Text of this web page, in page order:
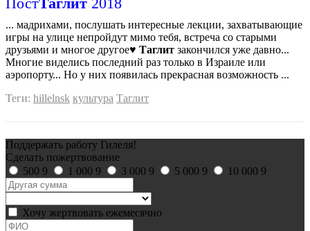
... мадрихами, послушать интересные лекции, захватывающие
игры на улице непройдут мимо тебя, встреча со старыми
друзьями и многое другое♥ Таглит закончился уже давно...
Многие виделись последний раз только в Израиле или
аэропорту... Но у них появилась прекрасная возможность ...
Теги: hillelnsk культура Таглит
Поддержать работу Гилеля!
Сделать пожертвование
500 9 1 000 9 3 000 9 5 000 9 10 000 9
Хочу жертвовать ежемесячно